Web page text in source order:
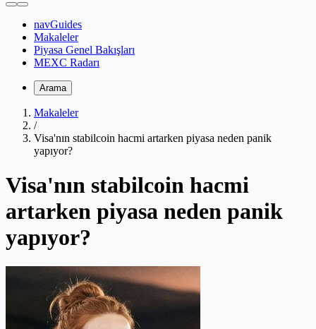
navGuides
Makaleler
Piyasa Genel Bakışları
MEXC Radarı
Arama
Makaleler
/
Visa'nın stabilcoin hacmi artarken piyasa neden panik
yapıyor?
Visa'nın stabilcoin hacmi
artarken piyasa neden panik
yapıyor?